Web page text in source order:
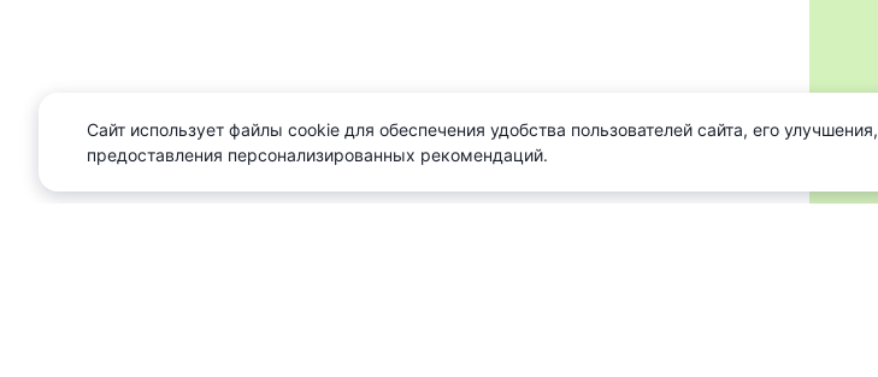
Сайт использует файлы cookie для обеспечения удобства пользователей сайта, его улучшения,
предоставления персонализированных рекомендаций.